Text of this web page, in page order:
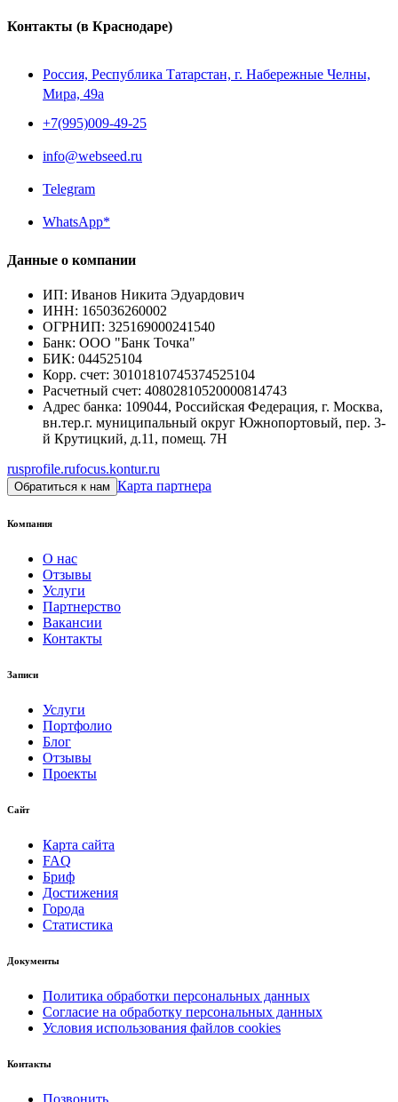
Контакты (в Краснодаре)
Россия, Республика Татарстан, г. Набережные Челны,
Мира, 49a
+7(995)009-49-25
info@webseed.ru
Telegram
WhatsApp*
Данные о компании
ИП: Иванов Никита Эдуардович
ИНН: 165036260002
ОГРНИП: 325169000241540
Банк: ООО "Банк Точка"
БИК: 044525104
Корр. счет: 30101810745374525104
Расчетный счет: 40802810520000814743
Адрес банка: 109044, Российская Федерация, г. Москва,
вн.тер.г. муниципальный округ Южнопортовый, пер. 3-
й Крутицкий, д.11, помещ. 7Н
rusprofile.rufocus.kontur.ru
Обратиться к нам Карта партнера
Компания
О нас
Отзывы
Услуги
Партнерство
Вакансии
Контакты
Записи
Услуги
Портфолио
Блог
Отзывы
Проекты
Сайт
Карта сайта
FAQ
Бриф
Достижения
Города
Статистика
Документы
Политика обработки персональных данных
Согласие на обработку персональных данных
Условия использования файлов cookies
Контакты
Позвонить